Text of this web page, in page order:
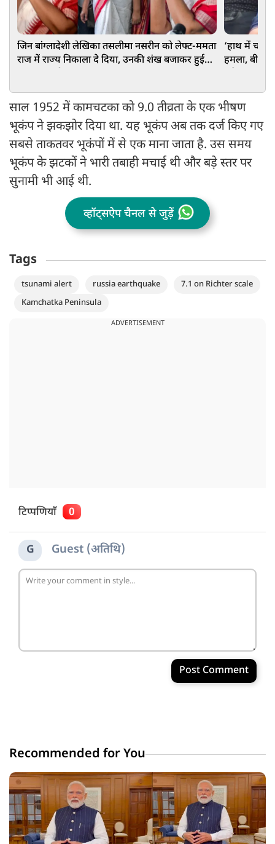
जिन बांग्लादेशी लेखिका तसलीमा नसरीन को लेफ्ट-ममता
राज में राज्य निकाला दे दिया, उनकी शंख बजाकर हुई
‘हाथ में चाकू
हमला, बीच
साल 1952 में कामचटका को 9.0 तीव्रता के एक भीषण
भूकंप ने झकझोर दिया था. यह भूकंप अब तक दर्ज किए गए
सबसे ताकतवर भूकंपों में से एक माना जाता है. उस समय
भूकंप के झटकों ने भारी तबाही मचाई थी और बड़े स्तर पर
सुनामी भी आई थी.
व्हॉट्सऐप चैनल से जुड़ें
Tags
tsunami alert russia earthquake
7.1 on Richter scale
Kamchatka Peninsula
ADVERTISEMENT
टिप्पणियाँ 0
G Guest (अतिथि)
Post Comment
Recommended for You